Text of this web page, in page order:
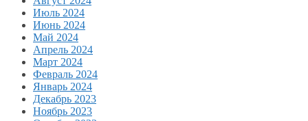
Июль 2024
Июнь 2024
Май 2024
Апрель 2024
Март 2024
Февраль 2024
Январь 2024
Декабрь 2023
Ноябрь 2023